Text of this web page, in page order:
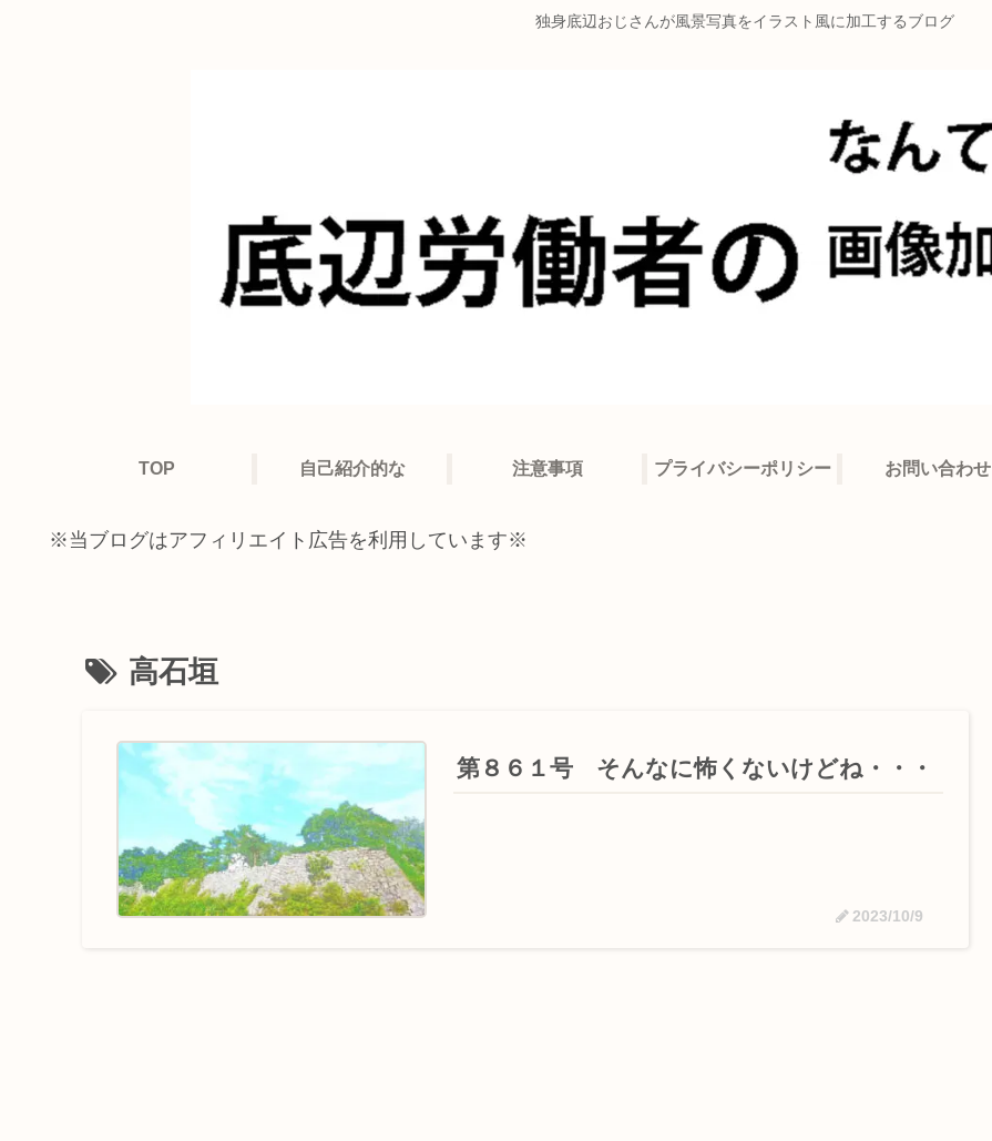
独身底辺おじさんが風景写真をイラスト風に加工するブログ
TOP 自己紹介的な 注意事項 プライバシーポリシー お問い合わせ
※当ブログはアフィリエイト広告を利用しています※
高石垣
第８６１号 そんなに怖くないけどね・・・
2023/10/9